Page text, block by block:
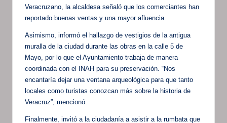
Veracruzano, la alcaldesa señaló que los comerciantes han
reportado buenas ventas y una mayor afluencia.
Asimismo, informó el hallazgo de vestigios de la antigua
muralla de la ciudad durante las obras en la calle 5 de
Mayo, por lo que el Ayuntamiento trabaja de manera
coordinada con el INAH para su preservación. “Nos
encantaría dejar una ventana arqueológica para que tanto
locales como turistas conozcan más sobre la historia de
Veracruz”, mencionó.
Finalmente, invitó a la ciudadanía a asistir a la rumbata que